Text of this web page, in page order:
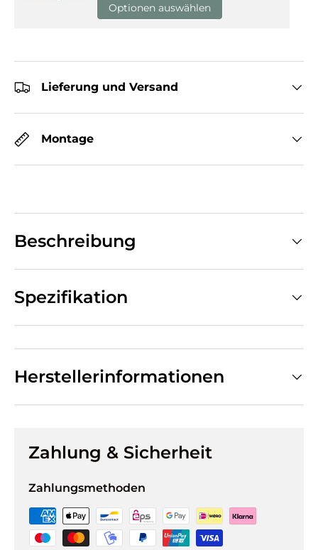
Optionen auswählen
Lieferung und Versand
Montage
Beschreibung
Spezifikation
Herstellerinformationen
Zahlung & Sicherheit
Zahlungsmethoden